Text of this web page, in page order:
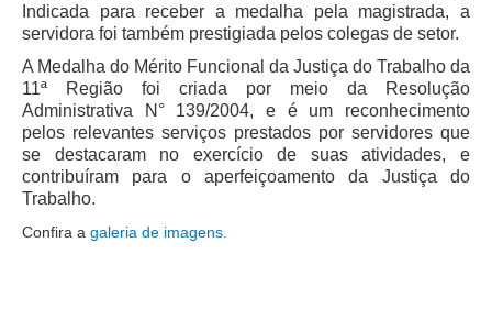
Indicada para receber a medalha pela magistrada, a
servidora foi também prestigiada pelos colegas de setor.
A Medalha do Mérito Funcional da Justiça do Trabalho da
11ª Região foi criada por meio da Resolução
Administrativa N° 139/2004, e é um reconhecimento
pelos relevantes serviços prestados por servidores que
se destacaram no exercício de suas atividades, e
contribuíram para o aperfeiçoamento da Justiça do
Trabalho.
Confira a galeria de imagens.